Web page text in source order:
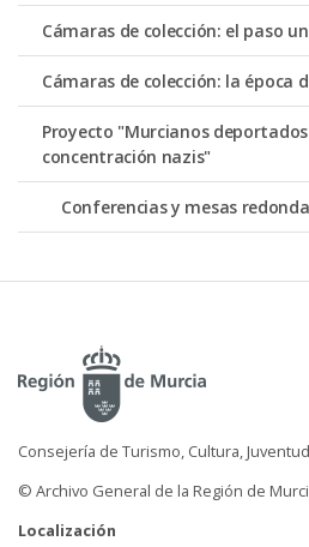
Cámaras de colección: el paso
Cámaras de colección: la época
Proyecto "Murcianos
concentración nazis"
Conferencias y mesas
Consejería de Turismo, Cultura,
© Archivo General de la Región de
Localización